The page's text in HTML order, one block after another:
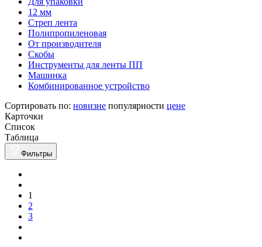
12 мм
Стреп лента
Полипропиленовая
От производителя
Скобы
Инструменты для ленты ПП
Машинка
Комбинированное устройство
Сортировать по: новизне популярности цене
Карточки
Список
Таблица
Фильтры
1
2
3